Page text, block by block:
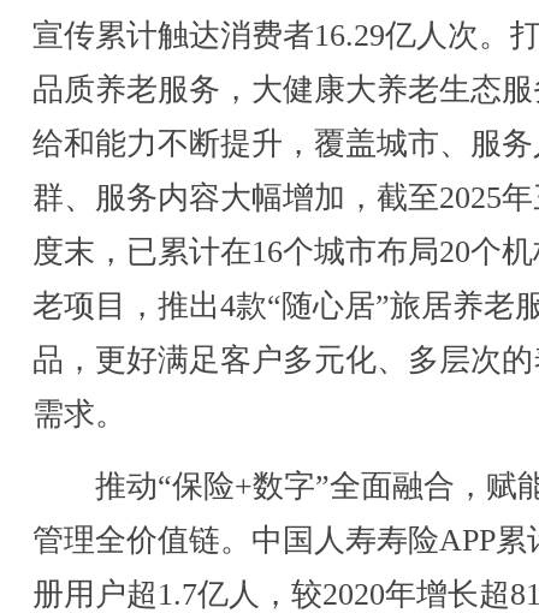
宣传累计触达消费者16.29亿人次。
品质养老服务，大健康大养老生态
给和能力不断提升，覆盖城市、服
群、服务内容大幅增加，截至2025
度末，已累计在16个城市布局20个
老项目，推出4款“随心居”旅居养老
品，更好满足客户多元化、多层次
需求。
推动“保险+数字”全面融合，赋
管理全价值链。中国人寿寿险APP累
册用户超1.7亿人，较2020年增长超